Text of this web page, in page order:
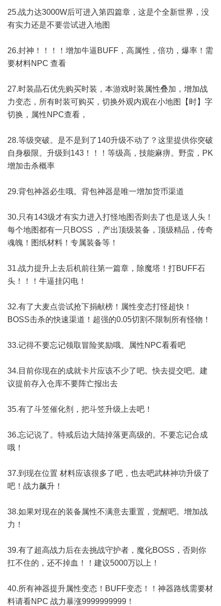
25.战力达3000W后可进入第四篇章，这是个全新世界，没
有实力还是不要尝试进入地图
26.封神！！！！增加牛逼BUFF，高属性，倍功，爆率！需
要材料NPC 查看
27.时装晶石优先购买时装，本游戏时装属性叠加，增加战
力变态，所有时装可购买，切换外观内观在小地图【时】字
切换，属性NPC查看，
28.等级突破。是不是到了140升级不动了？这里提供你突破
自身极限。升级到143！！！等级高，技能麻痹。野蛮，PK
增加击杀概率
29.背包神器必生哦。背包神器是唯一增加货币渠道
30.只有143级才有实力进入打怪地图否则去了也是送人头！
每个地图都有一只BOSS ，产出顶级装备，顶级精品，传奇
魂魄！图纸材料！专属装备等！
31.战力提升上去后机前往第一篇章，除魔塔！打BUFF石
头！！！牛逼挂闪电！
32.有了大麦点尝试抢下捐献榜！属性变态打怪超快！
BOSS击杀的快速渠道！超强的0.05切割不限制所有怪物！
33.记得不要忘记领取冒险奖励哦。属性NPC看看吧
34.目前你现在的成就卡片应该不少了吧。快去提交吧。建
议提前存入仓库不要阵亡报出去
35.有了斗笠催化剂，把斗笠升级上去吧！
36.忘记说了。特戒后边大陆掉落更高级的。不要忘记合成
哦！
37.到现在位置 材料应该很多了吧，也去吧武林神功升级了
吧！战力飙升！
38.如果对现在的装备属性不满意去重置，觉醒吧。增加战
力！
39.有了超高战力后在去挑战守护者，魔化BOSS，否则你
扛不住的，还不掉血！！建议5000万以上！
40.所有神器提升属性变态！BUFF变态！！神器路线需要材
料请看NPC 战力暴涨9999999999！